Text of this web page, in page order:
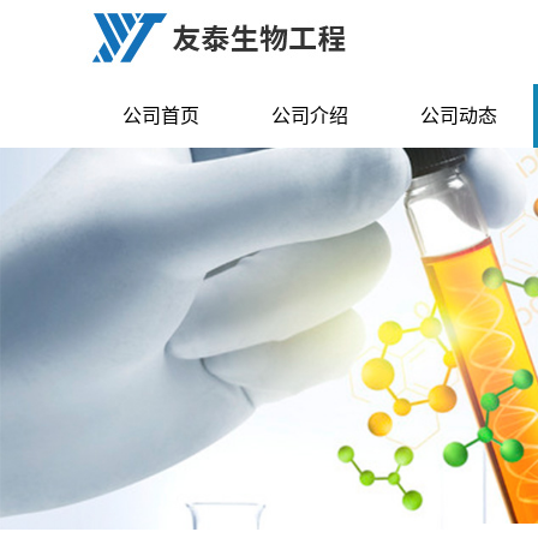
公司首页 公司介绍 公司动态